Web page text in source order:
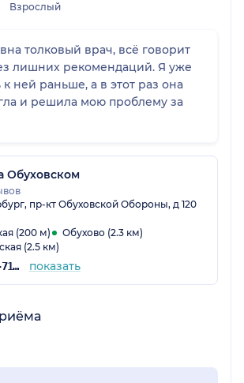
Взрослый
толковый врач, всё говорит
лишних рекомендаций. Я уже
ней раньше, а в этот раз она
и решила мою проблему за
Обуховском
пр-кт Обуховской Обороны, д 120
(200 м)
Обухово (2.3 км)
(2.5 км)
+7 (812) 605-71-19 показать